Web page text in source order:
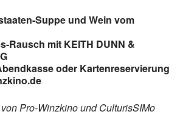
Suppe und Wein vom
Rausch mit KEITH DUNN &
oder Kartenreservierung
Pro-Winzkino und CulturisSIMo